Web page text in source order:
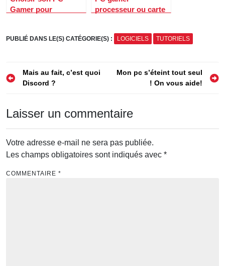
Gamer pour
processeur ou carte
PUBLIÉ DANS LE(S) CATÉGORIE(S) : LOGICIELS TUTORIELS
Navigation
Mais au fait, c’est quoi
Discord ?
Mon pc s’éteint tout seul
! On vous aide!
Laisser un commentaire
Votre adresse e-mail ne sera pas publiée.
Les champs obligatoires sont indiqués avec *
COMMENTAIRE *